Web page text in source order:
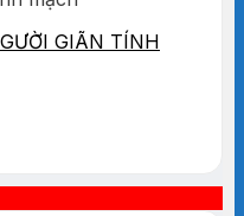
GIÃN TÍNH